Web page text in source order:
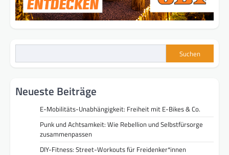
Suchen
Neueste Beiträge
E-Mobilitäts-Unabhängigkeit: Freiheit mit E-Bikes & Co.
Punk und Achtsamkeit: Wie Rebellion und Selbstfürsorge
zusammenpassen
DIY-Fitness: Street-Workouts für Freidenker*innen